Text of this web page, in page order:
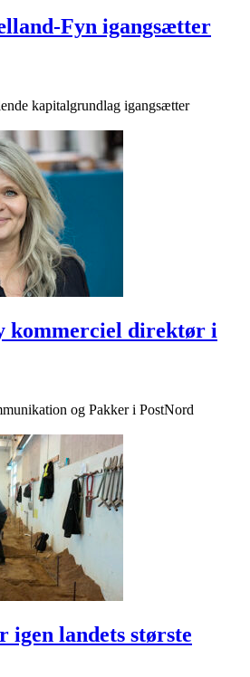
Fyn igangsætter
kapitalgrundlag igangsætter
kommerciel direktør i
og Pakker i PostNord
igen landets største